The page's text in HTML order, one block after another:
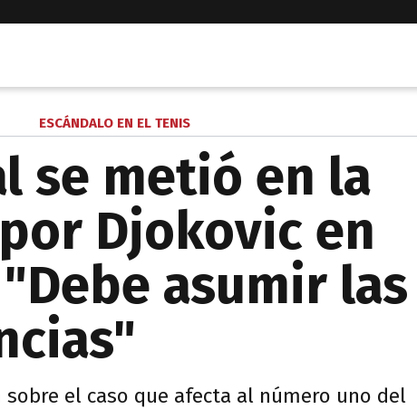
ESCÁNDALO EN EL TENIS
se metió en la
Djokovic en
asumir las
el caso que afecta al número uno del